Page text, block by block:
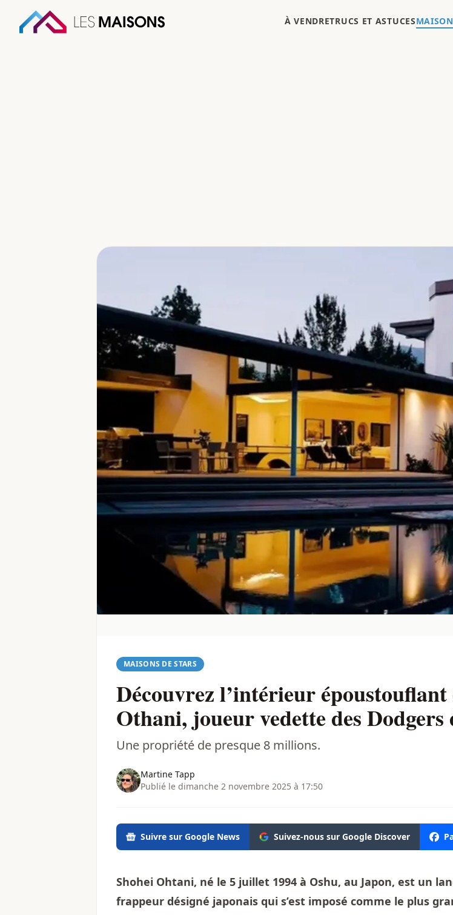
À VENDRETRUCS ET ASTUCES
MAISONS DE STARS
Découvrez l’intérieur époustouflant
Othani, joueur vedette des Dodgers
Une propriété de presque 8 millions.
Martine Tapp
Publié le dimanche 2 novembre 2025 à 17:50
Suivre sur Google News Suivez-nous sur Google Discover
Shohei Ohtani, né le 5 juillet 1994 à Oshu, au Japon, est un
frappeur désigné japonais qui s’est imposé comme le plus